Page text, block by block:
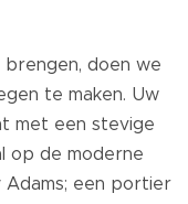
brengen, doen we
te maken. Uw
met een stevige
op de moderne
Adams; een portier